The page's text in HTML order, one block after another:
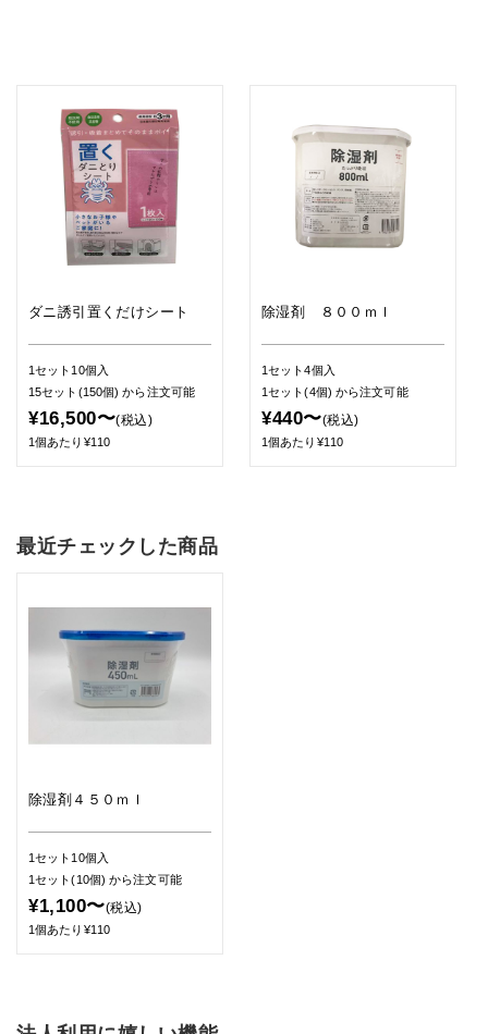
ダニ誘引置くだけシート
1セット10個入
15セット(150個)から注文可能
¥16,500〜(税込)
1個あたり¥110
除湿剤 ８００ｍｌ
1セット4個入
1セット(4個) から注文可能
¥440〜(税込)
1個あたり¥110
最近チェックした商品
除湿剤４５０ｍｌ
1セット10個入
1セット(10個)から注文可能
¥1,100〜(税込)
1個あたり¥110